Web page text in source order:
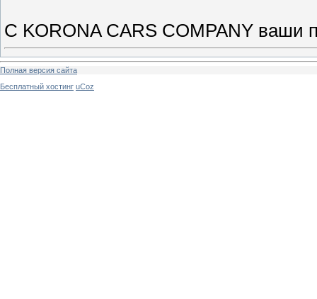
С KORONA CARS COMPANY ваши
Полная версия сайта
Бесплатный хостинг uCoz